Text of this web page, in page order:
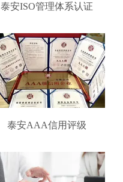
泰安ISO管理体系认证
泰安AAA信用评级